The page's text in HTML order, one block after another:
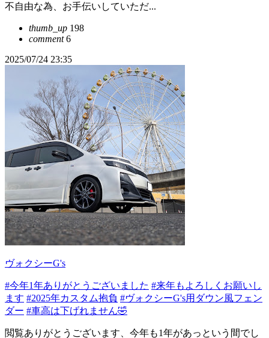
不自由な為、お手伝いしていただ...
thumb_up 198
comment6
2025/07/24 23:35
ヴォクシーG's
#今年1年ありがとうございました #来年もよろしくお願いし
ます #2025年カスタム抱負 #ヴォクシーG's用ダウン風フェン
ダー #車高は下げれません🤣
閲覧ありがとうございます、今年も1年があっという間でし